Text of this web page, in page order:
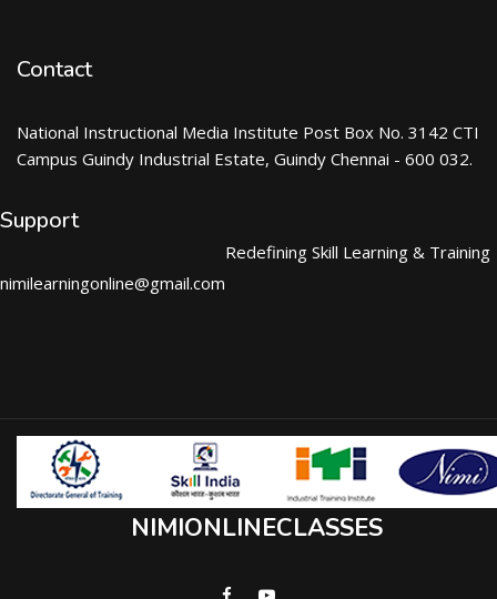
Contact
National Instructional Media Institute Post Box No. 3142 CTI
Campus Guindy Industrial Estate, Guindy Chennai - 600 032.
Support
nimilearningonline@gmail.com
Redefining Skill Learning & Training
NIMIONLINECLASSES